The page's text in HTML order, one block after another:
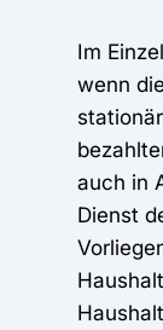
Im
wenn
auch in
Dienst